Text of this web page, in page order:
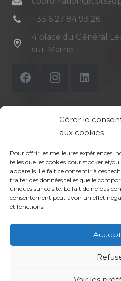
Gérer le
aux cookies
Pour offrir les meilleures expériences,
telles que les cookies pour stocker et/
appareils. Le fait de consentir à ces
traiter des données telles que le
uniques sur ce site. Le fait de ne pas
consentement peut avoir un effet
et fonctions.
Voir les
+33 6 27 84 93 26
4 place du Général
sur-Marne
Politique de protection des
ADP 94